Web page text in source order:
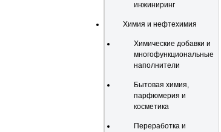
инжиниринг
Химия и нефтехимия
Химические добавки и
многофункциональные
наполнители
Бытовая химия,
парфюмерия и
косметика
Переработка и